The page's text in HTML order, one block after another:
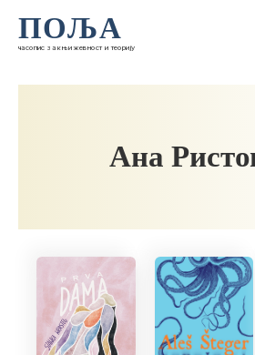
ПОЉА
часопис за књижевност и теорију
Ана